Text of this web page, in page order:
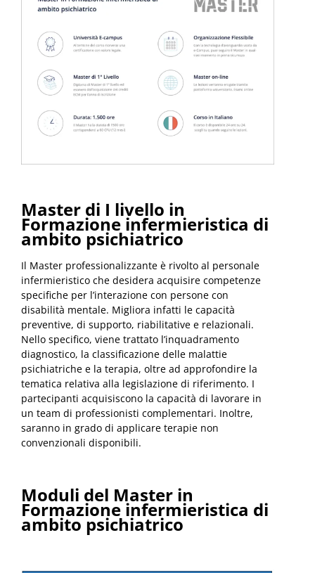
Master di I livello in
Formazione infermieristica di
ambito psichiatrico
Il Master professionalizzante è rivolto al personale
infermieristico che desidera acquisire competenze
specifiche per l’interazione con persone con
disabilità mentale. Migliora infatti le capacità
preventive, di supporto, riabilitative e relazionali.
Nello specifico, viene trattato l’inquadramento
diagnostico, la classificazione delle malattie
psichiatriche e la terapia, oltre ad approfondire la
tematica relativa alla legislazione di riferimento. I
partecipanti acquisiscono la capacità di lavorare in
un team di professionisti complementari. Inoltre,
saranno in grado di applicare terapie non
convenzionali disponibili.
Moduli del Master in
Formazione infermieristica di
ambito psichiatrico